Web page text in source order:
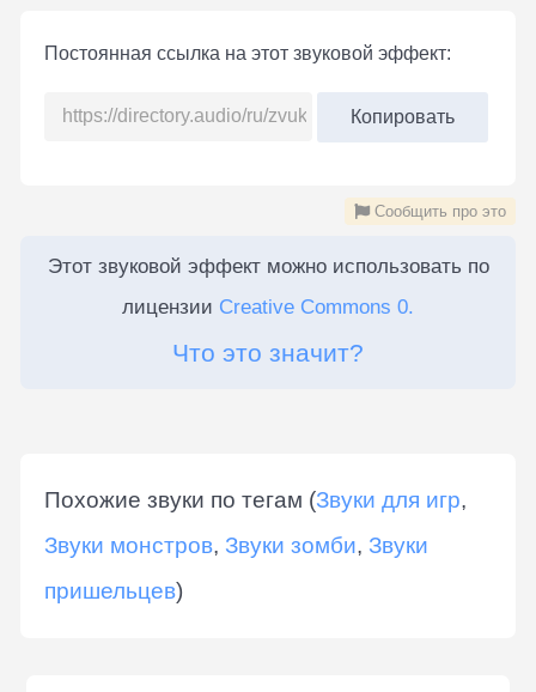
Постоянная ссылка на этот звуковой эффект:
Копировать
Сообщить про это
Этот звуковой эффект можно использовать по
лицензии Creative Commons 0.
Что это значит?
Похожие звуки по тегам (Звуки для игр,
Звуки монстров, Звуки зомби, Звуки
пришельцев)